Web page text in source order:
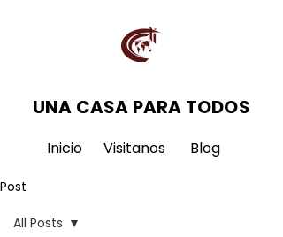
UNA CASA PARA TODOS
Inicio Visitanos Blog
Post
All Posts